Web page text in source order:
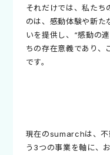
それだけでは、私たち
のは、感動体験や新た
いを提供し、“感動の
ちの存在意義であり、
です。
現在のsumarchは、不
う3つの事業を軸に、